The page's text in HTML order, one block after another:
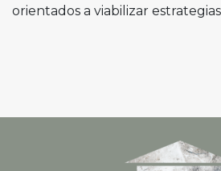
orientados a viabilizar